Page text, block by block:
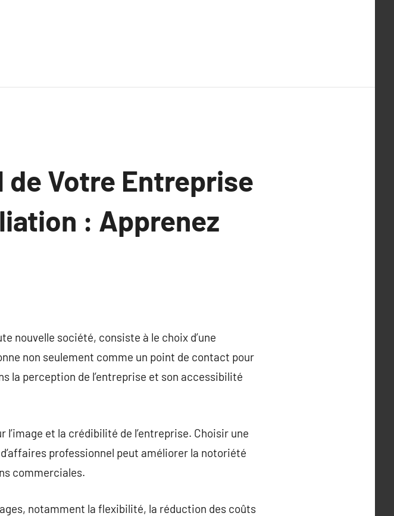
Votre Entreprise
: Apprenez
nouvelle société, consiste à le choix d’une
non seulement comme un point de contact pour
la perception de l’entreprise et son accessibilité
et la crédibilité de l’entreprise. Choisir une
professionnel peut améliorer la notoriété
commerciales.
notamment la flexibilité, la réduction des coûts